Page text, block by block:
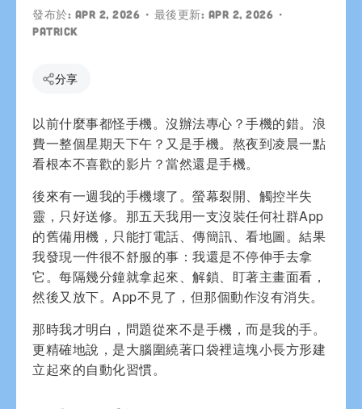
發布於: Apr 2, 2026 • 最後更新: Apr 2, 2026 •
patrick
分享
以前什麼事都怪手機。沒辦法專心？手機的錯。浪
費一整個星期天下午？又是手機。熬夜到凌晨一點
看根本不喜歡的影片？當然還是手機。
後來有一週我的手機壞了。螢幕裂開、觸控半失
靈，只好送修。那五天我用一支沒裝任何社群App
的舊備用機，只能打電話、傳簡訊、看地圖。結果
我發現一件很不舒服的事：我還是不停伸手去拿
它。每隔幾分鐘就拿起來、解鎖、盯著主畫面看，
然後又放下。App不見了，但那個動作沒有消失。
那時我才明白，問題從來不是手機，而是我的手。
更精確地說，是大腦圍繞著口袋裡這塊小長方形建
立起來的自動化習慣。